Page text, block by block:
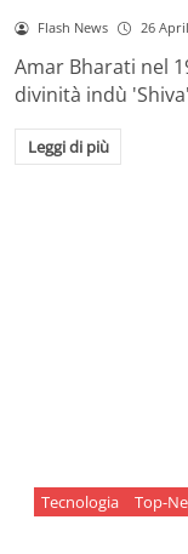
Flash News 26
Amar Bharati nel
divinità indù
Leggi di più
Tecnologia Top-